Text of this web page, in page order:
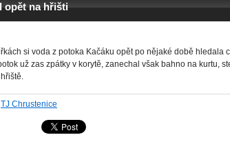
opět na hřišti
si voda z potoka Kačáku opět po nějaké době hledala
už zas zpátky v korytě, zanechal však bahno na kurtu,
TJ Chrustenice